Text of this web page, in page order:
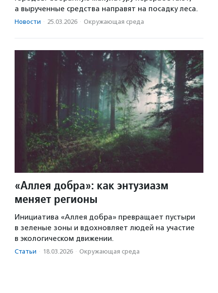
а вырученные средства направят на посадку леса.
Новости · 25.03.2026 · Окружающая среда
«Аллея добра»: как энтузиазм
меняет регионы
Инициатива «Аллея добра» превращает пустыри
в зеленые зоны и вдохновляет людей на участие
в экологическом движении.
Статьи · 18.03.2026 · Окружающая среда